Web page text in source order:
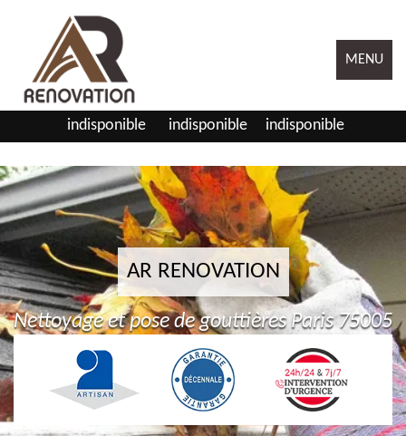
MENU
indisponible indisponible indisponible
AR RENOVATION
Nettoyage et pose de gouttières Paris 75005